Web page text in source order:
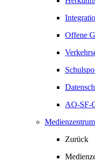
Offene
AO-SF-
Medienzentrum
Zurück